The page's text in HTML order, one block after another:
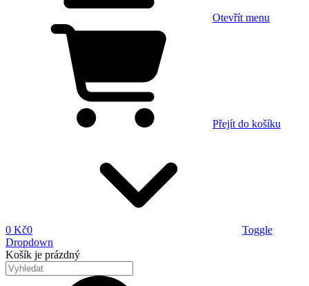
Otevřít menu
Přejít do košíku
0 Kč0
Toggle
Dropdown
Košík je prázdný